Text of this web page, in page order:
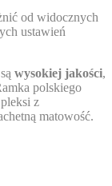
od widocznych
ustawień
wysokiej jakości,
polskiego
z
matowość.